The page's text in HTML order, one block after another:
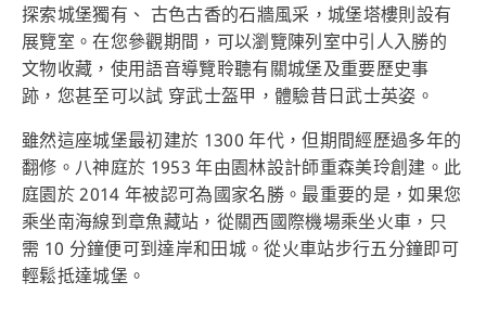
探索城堡獨有、 古色古香的石牆風采，城堡塔樓則設有
展覽室。在您參觀期間，可以瀏覽陳列室中引人入勝的
文物收藏，使用語音導覽聆聽有關城堡及重要歷史事
跡，您甚至可以試 穿武士盔甲，體驗昔日武士英姿。
雖然這座城堡最初建於 1300 年代，但期間經歷過多年的
翻修。八神庭於 1953 年由園林設計師重森美玲創建。此
庭園於 2014 年被認可為國家名勝。最重要的是，如果您
乘坐南海線到章魚藏站，從關西國際機場乘坐火車，只
需 10 分鐘便可到達岸和田城。從火車站步行五分鐘即可
輕鬆抵達城堡。